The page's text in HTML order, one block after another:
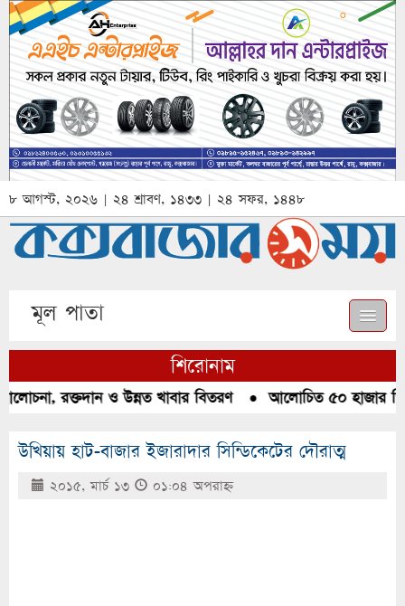
৮ আগস্ট, ২০২৬ | ২৪ শ্রাবণ, ১৪৩৩ | ২৪ সফর, ১৪৪৮
মূল পাতা
শিরোনাম
রক্তদান ও উন্নত খাবার বিতরণ● আলোচিত ৫০ হাজার
উখিয়ায় হাট-বাজার ইজারাদার সিন্ডিকেটের দৌরাত্ম
২০১৫, মার্চ ১৩ ০১:০৪ অপরাহ্ণ